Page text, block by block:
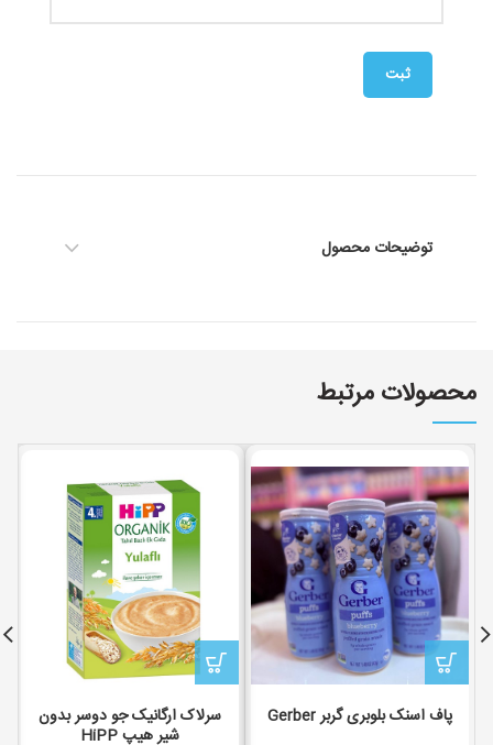
توضیحات محصول
محصولات مرتبط
پاف اسنک بلوبری گربر Gerber سرلاک ارگانیک جو دوسر بدون
شیر هیپ HiPP